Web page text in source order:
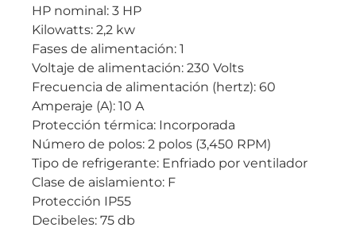
HP nominal: 3 HP
Kilowatts: 2,2 kw
Fases de alimentación: 1
Voltaje de alimentación: 230 Volts
Frecuencia de alimentación (hertz): 60
Amperaje (A): 10 A
Protección térmica: Incorporada
Número de polos: 2 polos (3,450 RPM)
Tipo de refrigerante: Enfriado por ventilador
Clase de aislamiento: F
Protección IP55
Decibeles: 75 db